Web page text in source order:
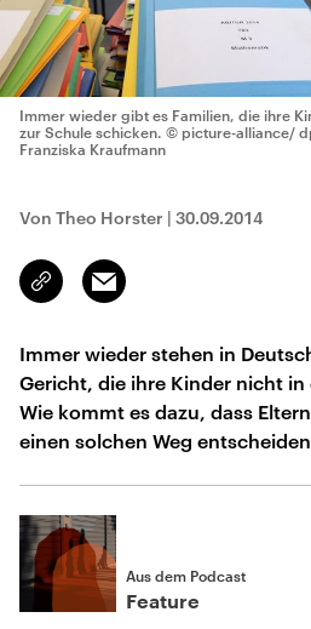
Immer wieder gibt es Familien, die ihre
zur Schule schicken. © picture-alliance/
Franziska Kraufmann
Von Theo Horster | 30.09.2014
Link
kopieren/teilen
Email
Immer wieder stehen in
Gericht, die ihre Kinder nicht in
Wie kommt es dazu, dass
einen solchen Weg
Aus dem Podcast
Feature